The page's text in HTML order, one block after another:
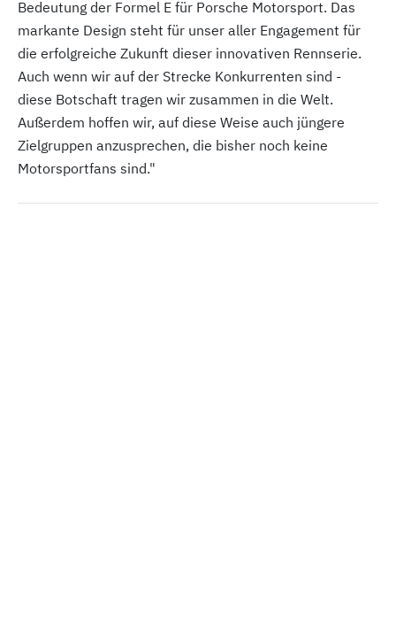
Bedeutung der Formel E für Porsche Motorsport. Das
markante Design steht für unser aller Engagement für
die erfolgreiche Zukunft dieser innovativen Rennserie.
Auch wenn wir auf der Strecke Konkurrenten sind -
diese Botschaft tragen wir zusammen in die Welt.
Außerdem hoffen wir, auf diese Weise auch jüngere
Zielgruppen anzusprechen, die bisher noch keine
Motorsportfans sind."